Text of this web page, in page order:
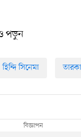
পড়ুন
হিন্দি সিনেমা তারকা